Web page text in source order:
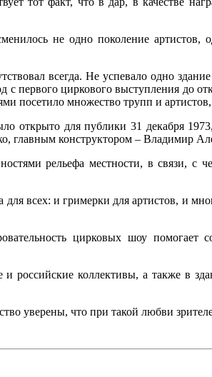
не одно поколение
всегда. Не успевало одно
первого циркового выступления до
посетило множество трупп и
открыто для публики 31 декабря
главным конструктором – Владимир
рельефа местности, в связи, с
для всех: и гримерки для артистов,
цирковых шоу помогает
российские коллективы, а также в
уверены, что при такой любви